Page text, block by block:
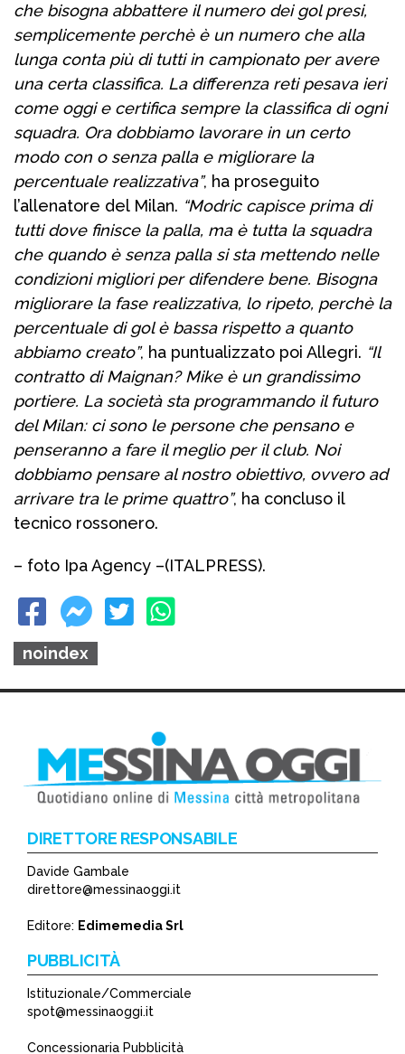
che bisogna abbattere il numero dei gol presi,
semplicemente perchè è un numero che alla
lunga conta più di tutti in campionato per avere
una certa classifica. La differenza reti pesava ieri
come oggi e certifica sempre la classifica di ogni
squadra. Ora dobbiamo lavorare in un certo
modo con o senza palla e migliorare la
percentuale realizzativa”, ha proseguito
l’allenatore del Milan. “Modric capisce prima di
tutti dove finisce la palla, ma è tutta la squadra
che quando è senza palla si sta mettendo nelle
condizioni migliori per difendere bene. Bisogna
migliorare la fase realizzativa, lo ripeto, perchè la
percentuale di gol è bassa rispetto a quanto
abbiamo creato”, ha puntualizzato poi Allegri. “Il
contratto di Maignan? Mike è un grandissimo
portiere. La società sta programmando il futuro
del Milan: ci sono le persone che pensano e
penseranno a fare il meglio per il club. Noi
dobbiamo pensare al nostro obiettivo, ovvero ad
arrivare tra le prime quattro”, ha concluso il
tecnico rossonero.
– foto Ipa Agency –(ITALPRESS).
noindex
DIRETTORE RESPONSABILE
Davide Gambale
direttore@messinaoggi.it
Editore: Edimemedia Srl
PUBBLICITÀ
Istituzionale/Commerciale
spot@messinaoggi.it
Concessionaria Pubblicità